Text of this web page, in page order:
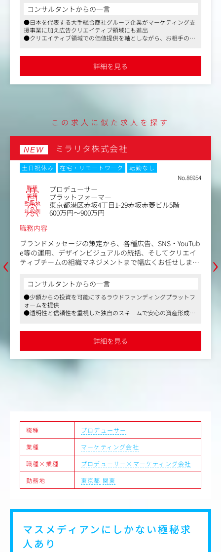
BtoB、BtoCの事業・サービスにおける企画提案、クリエ
イティブディレクション、エンジニアと連携してサービ
ス/システム要件定義および開発などを担うフロント職で
す。
施策の進行管理
成果の分析と報告
↓
次の施策の提案
【具体的な業務内容】
●顧客の新規開拓
課題のヒヤリング/戦略立案/施策立案・提案/進行管理/運
用設計/パートナー管理など
●アカウント営業
管理/運用設計/パートナー管理など
●新規ビジネス創出
自社サービス開発、サイト構築や広告のみならず、デジタ
ルマーケティングのオペレーション全体に対する運用ノウ
ハウや品質保証など
伊藤忠グループ関連企業、および業界を問わず幅広い案件
を担当。
伊藤忠商事100%出資会社の同社だからこそ、伊藤忠商事
が培ってきたIT/Webビジネス資産やノウハウを最大限活用
ます。
【主要案件】
伊藤忠商事および伊藤忠グループ企業、大手食品メーカ
ー、食品流通関連サービス、VR/XR領域のソリューション
コンサルタントからの一言
●日本を代表する大手総合商社グループ企業がマーケティング支
援事業に加え広告クリエイティブ領域にも進出
●クリエイティブ領域での価値提供を軸としながら、お相手の課
●クライアント直案件がメインで、構想や方針整理、企画といっ
た上流フェーズから施策の実行・運用まで一貫して手掛けること
が可能
●社内の連携はもちろん、社外パートナーや伊藤忠商事のビジネ
詳細を見る
この求人に似た求人を探す
‹
NEW ミラリタ株式会社
土日祝休み 在宅・リモートワーク
転勤なし
No.86954
職種 プロデューサー
業種 プラットフォーマー
勤務地 東京都港区赤坂4丁目1-29赤坂赤菱ビル5階
年収例
600万円～900万円
職務内容
ブランドメッセージの策定から、各種広告、SNS・YouTub
e等の運用、デザインビジュアルの統括、そしてクリエイ
ティブチームの組織マネジメントまで幅広くお任せしま
心を動かす「ワクワク感」を両立させるクリエイティブ全
体の表現責任者（統括プロデューサー）としての役割で
す。
【具体的な業務内容】
・ブランド戦略に基づいた全社的なクリエイティブコンセ
しみやすさ・エンタメ性」を兼ね備えたビジュアル表現の
監修・クオリティコントロール
・YouTube、X、Instagram等の公式SNS運用におけるコン
テンツ企画・デザイン戦略の立案・指揮
・ファンの獲得・エンゲージメント向上に向けたマーケテ
ィング視点での施策推進
3.組織運営・チームマネジメント
・インハウスのデザイナー、ライター、動画編集者などの
育成およびチーム構築・マネジメント
・外部パートナー（制作会社、クリエイター、代理店）の
調整
コンサルタントからの一言
●少額からの投資を可能にするラウドファンディングプラットフ
ォームを提供
●透明性と信頼性を重視した独自のスキームで安心の資産形成環
詳細を見る
›
職種
プロデューサー
業種
マーケティング会社
職種×業種
プロデューサー×マーケティング会社
勤務地
東京都 関東
マスメディアンにしかない極秘求
人あり